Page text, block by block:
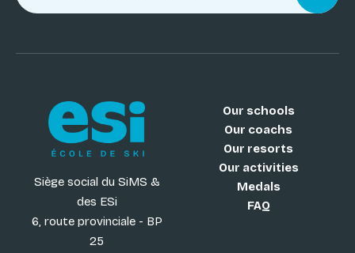
Siège social du SiMS &
des ESi
6, route provinciale - BP
25
Our schools
Our coachs
Our resorts
Our activities
Medals
FAQ